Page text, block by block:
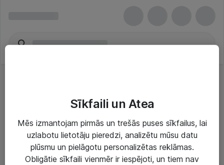
Risinājumi & Pakalpojumi
IT serviss un atbalsts
Sīkfaili un Atea
Mēs izmantojam pirmās un trešās puses sīkfailus, lai
uzlabotu lietotāju pieredzi, analizētu mūsu datu
plūsmu un pielāgotu personalizētas reklāmas.
Obligātie sīkfaili vienmēr ir iespējoti, un tiem nav